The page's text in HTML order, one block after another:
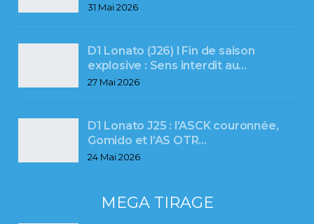
31 Mai 2026
D1 Lonato (J26) l Fin de saison
explosive : Sens interdit au…
27 Mai 2026
D1 Lonato J25 : l’ASCK couronnée,
Gomido et l’AS OTR…
24 Mai 2026
MEGA TIRAGE